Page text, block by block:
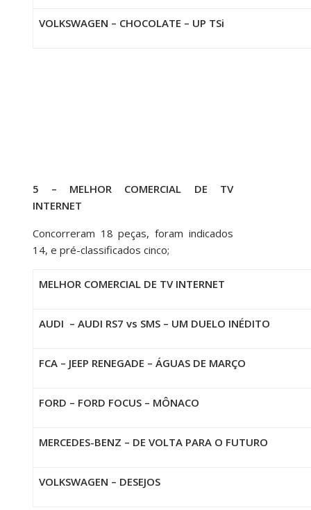
VOLKSWAGEN – CHOCOLATE – UP TSi
5 – MELHOR COMERCIAL DE TV
INTERNET
Concorreram 18 peças, foram indicados
14, e pré-classificados cinco;
MELHOR COMERCIAL DE TV INTERNET
AUDI – AUDI RS7 vs SMS – UM DUELO INÉDITO
FCA – JEEP RENEGADE – ÁGUAS DE MARÇO
FORD – FORD FOCUS – MÔNACO
MERCEDES-BENZ – DE VOLTA PARA O FUTURO
VOLKSWAGEN – DESEJOS